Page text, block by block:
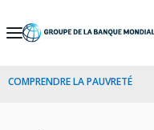
Skip
Navigation
COMPRENDRE LA PAUVRETÉ